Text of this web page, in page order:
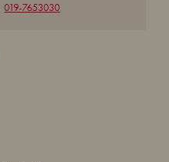
019-7653030